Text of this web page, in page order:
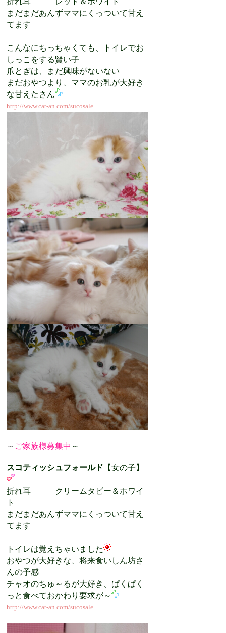
まだまだあんずママにくっついて甘え
てます
こんなにちっちゃくても、トイレでお
しっこをする賢い子
爪とぎは、まだ興味がないない
まだおやつより、ママのお乳が大好き
な甘えたさん
http://www.cat-an.com/sucosale
～ ご家族様募集中 ～
スコティッシュフォールド 【女の子】
折れ耳 クリームタビー＆ホワイ
ト
まだまだあんずママにくっついて甘え
てます
トイレは覚えちゃいました
おやつが大好きな、将来食いしん坊さ
んの予感
チャオのちゅ～るが大好き、ぱくぱく
っと食べておかわり要求が～
http://www.cat-an.com/sucosale